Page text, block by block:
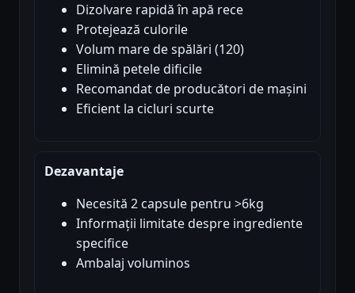
Dizolvare rapidă în apă rece
Protejează culorile
Volum mare de spălări (120)
Elimină petele dificile
Recomandat de producători de mașini
Eficient la cicluri scurte
Dezavantaje
Necesită 2 capsule pentru >6kg
Informații limitate despre ingrediente
specifice
Ambalaj voluminos